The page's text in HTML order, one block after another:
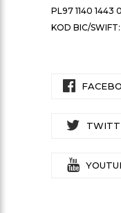
PL97 1140
KOD BIC/